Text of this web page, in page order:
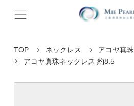
TOP ネックレス
アコヤ真珠
アコヤ真珠ネックレス 約8.5